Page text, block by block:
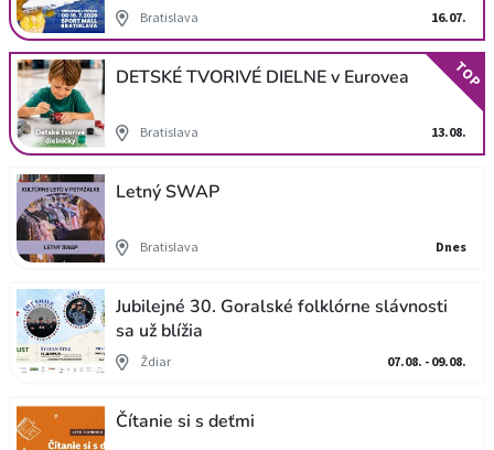
Bratislava 16.07.
DETSKÉ TVORIVÉ DIELNE v Eurovea
Bratislava 13.08.
TOP
Letný SWAP
Bratislava Dnes
Jubilejné 30. Goralské folklórne slávnosti
sa už blížia
Ždiar 07.08. - 09.08.
Čítanie si s deťmi